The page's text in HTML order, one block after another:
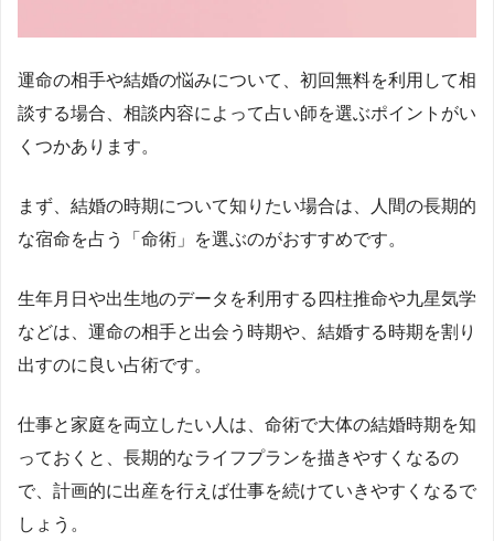
運命の相手や結婚の悩みについて、初回無料を利用して相
談する場合、相談内容によって占い師を選ぶポイントがい
くつかあります。
まず、結婚の時期について知りたい場合は、人間の長期的
な宿命を占う「命術」を選ぶのがおすすめです。
生年月日や出生地のデータを利用する四柱推命や九星気学
などは、運命の相手と出会う時期や、結婚する時期を割り
出すのに良い占術です。
仕事と家庭を両立したい人は、命術で大体の結婚時期を知
っておくと、長期的なライフプランを描きやすくなるの
で、計画的に出産を行えば仕事を続けていきやすくなるで
しょう。